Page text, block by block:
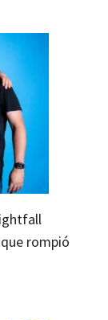
rompió